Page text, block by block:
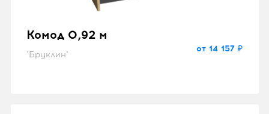
Комод 0,92 м
"Бруклин"
от 14 157 ₽